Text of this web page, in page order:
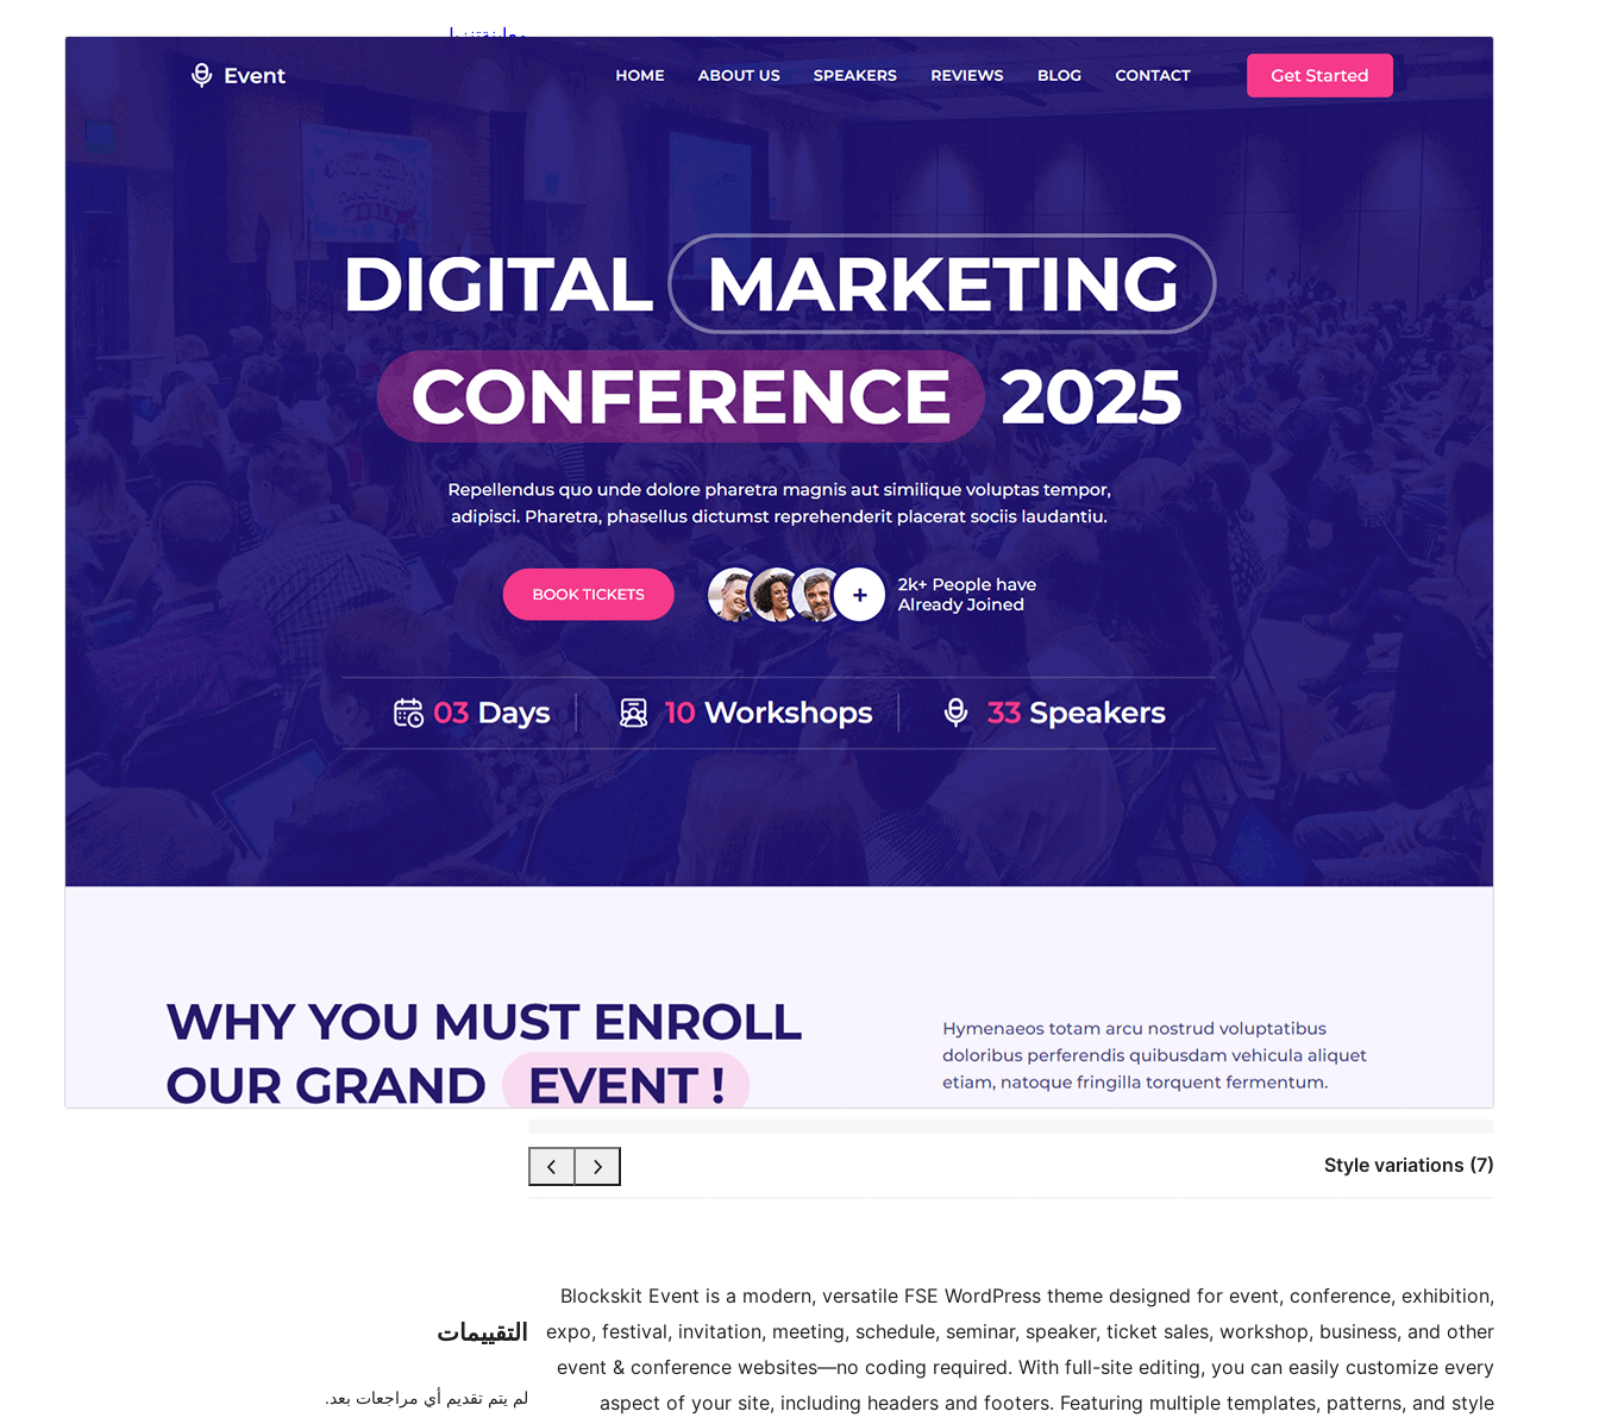
Style variations (7)
معاينةتنزيل
Active installations
WordPress version
PHP version
Blockskit Event is a modern, versatile FSE WordPress theme designed for event, conference, exhibition,
expo, festival, invitation, meeting, schedule, seminar, speaker, ticket sales, workshop, business, and other
event & conference websites—no coding required. With full-site editing, you can easily customize every
aspect of your site, including headers and footers. Featuring multiple templates, patterns, and style
التقييمات
لم يتم تقديم أي مراجعات بعد.